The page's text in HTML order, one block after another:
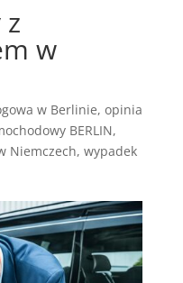
w
w Berlinie, opinia
BERLIN,
Niemczech, wypadek